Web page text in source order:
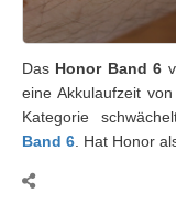
Das Honor Band 6
eine Akkulaufzeit
Kategorie
Band 6. Hat Honor